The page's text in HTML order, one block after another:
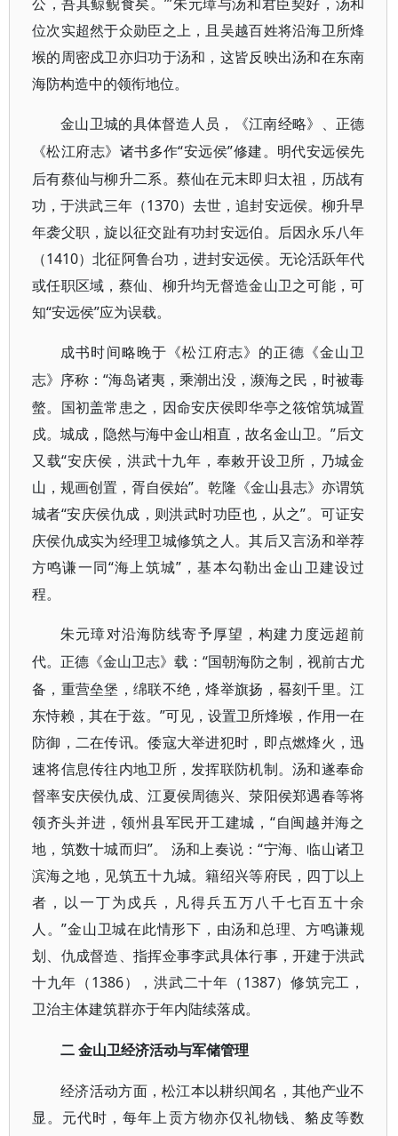
位次实超然于众勋臣之上，且吴越百姓将沿海卫所烽
堠的周密戍卫亦归功于汤和，这皆反映出汤和在东南
海防构造中的领衔地位。
金山卫城的具体督造人员，《江南经略》、正德
《松江府志》诸书多作“安远侯”修建。明代安远侯先
后有蔡仙与柳升二系。蔡仙在元末即归太祖，历战有
功，于洪武三年（1370）去世，追封安远侯。柳升早
年袭父职，旋以征交趾有功封安远伯。后因永乐八年
（1410）北征阿鲁台功，进封安远侯。无论活跃年代
或任职区域，蔡仙、柳升均无督造金山卫之可能，可
知“安远侯”应为误载。
成书时间略晚于《松江府志》的正德《金山卫
志》序称：“海岛诸夷，乘潮出没，濒海之民，时被毒
螫。国初盖常患之，因命安庆侯即华亭之筱馆筑城置
戍。城成，隐然与海中金山相直，故名金山卫。”后文
又载“安庆侯，洪武十九年，奉敕开设卫所，乃城金
山，规画创置，胥自侯始”。乾隆《金山县志》亦谓筑
城者“安庆侯仇成，则洪武时功臣也，从之”。可证安
庆侯仇成实为经理卫城修筑之人。其后又言汤和举荐
方鸣谦一同“海上筑城”，基本勾勒出金山卫建设过
程。
朱元璋对沿海防线寄予厚望，构建力度远超前
代。正德《金山卫志》载：“国朝海防之制，视前古尤
备，重营垒堡，绵联不绝，烽举旗扬，晷刻千里。江
东恃赖，其在于兹。”可见，设置卫所烽堠，作用一在
防御，二在传讯。倭寇大举进犯时，即点燃烽火，迅
速将信息传往内地卫所，发挥联防机制。汤和遂奉命
督率安庆侯仇成、江夏侯周德兴、荥阳侯郑遇春等将
领齐头并进，领州县军民开工建城，“自闽越并海之
地，筑数十城而归”。 汤和上奏说：“宁海、临山诸卫
滨海之地，见筑五十九城。籍绍兴等府民，四丁以上
者，以一丁为戍兵，凡得兵五万八千七百五十余
人。”金山卫城在此情形下，由汤和总理、方鸣谦规
划、仇成督造、指挥佥事李武具体行事，开建于洪武
十九年（1386），洪武二十年（1387）修筑完工，
卫治主体建筑群亦于年内陆续落成。
二 金山卫经济活动与军储管理
经济活动方面，松江本以耕织闻名，其他产业不
显。元代时，每年上贡方物亦仅礼物钱、貉皮等数